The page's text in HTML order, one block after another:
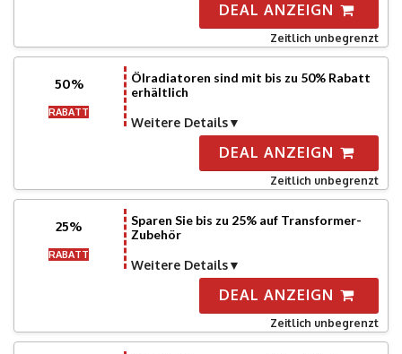
DEAL ANZEIGN
Zeitlich unbegrenzt
50%
RABATT
Ölradiatoren sind mit bis zu 50% Rabatt
erhältlich
Weitere Details
DEAL ANZEIGN
Zeitlich unbegrenzt
25%
RABATT
Sparen Sie bis zu 25% auf Transformer-
Zubehör
Weitere Details
DEAL ANZEIGN
Zeitlich unbegrenzt